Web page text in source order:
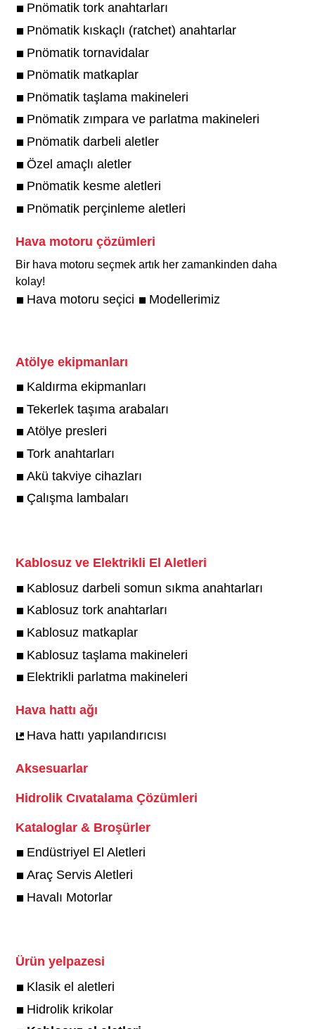
Pnömatik tork anahtarları
Pnömatik kıskaçlı (ratchet) anahtarlar
Pnömatik tornavidalar
Pnömatik matkaplar
Pnömatik taşlama makineleri
Pnömatik zımpara ve parlatma makineleri
Pnömatik darbeli aletler
Özel amaçlı aletler
Pnömatik kesme aletleri
Pnömatik perçinleme aletleri
Hava motoru çözümleri
Bir hava motoru seçmek artık her zamankinden daha
kolay!​
Hava motoru seçici Modellerimiz
Atölye ekipmanları
Kaldırma ekipmanları
Tekerlek taşıma arabaları
Atölye presleri
Tork anahtarları
Akü takviye cihazları
Çalışma lambaları
Kablosuz ve Elektrikli El Aletleri
Kablosuz darbeli somun sıkma anahtarları
Kablosuz tork anahtarları
Kablosuz matkaplar
Kablosuz taşlama makineleri
Elektrikli parlatma makineleri
Hava hattı ağı
Hava hattı yapılandırıcısı
Aksesuarlar
Hidrolik Cıvatalama Çözümleri
Kataloglar & Broşürler
Endüstriyel El Aletleri
Araç Servis Aletleri
Havalı Motorlar
Ürün yelpazesi
Klasik el aletleri
Hidrolik krikolar